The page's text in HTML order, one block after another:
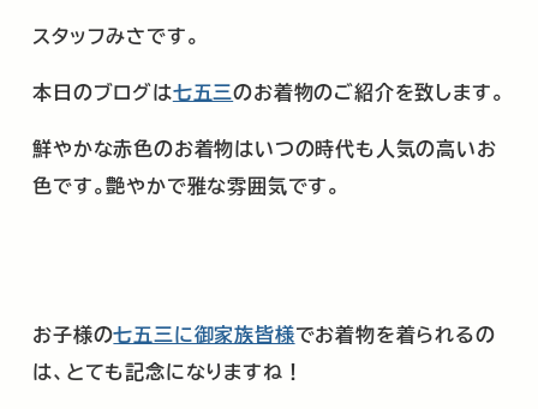
スタッフみさです。
本日のブログは七五三のお着物のご紹介を致します。
鮮やかな赤色のお着物はいつの時代も人気の高いお
色です。艶やかで雅な雰囲気です。
お子様の七五三に御家族皆様でお着物を着られるの
は、とても記念になりますね！